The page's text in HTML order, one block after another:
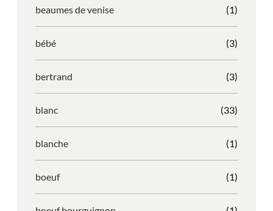
beaumes de venise (1)
bébé (3)
bertrand (3)
blanc (33)
blanche (1)
boeuf (1)